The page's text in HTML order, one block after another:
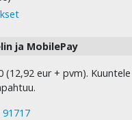
ja MobilePay
(12,92 eur + pvm).
91717